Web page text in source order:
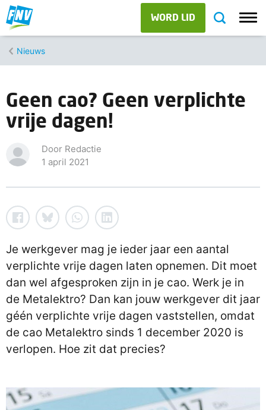
WORD LID
Nieuws
Geen cao? Geen verplichte
vrije dagen!
Door Redactie
1 april 2021
Je werkgever mag je ieder jaar een aantal
verplichte vrije dagen laten opnemen. Dit moet
dan wel afgesproken zijn in je cao. Werk je in
de Metalektro? Dan kan jouw werkgever dit jaar
géén verplichte vrije dagen vaststellen, omdat
de cao Metalektro sinds 1 december 2020 is
verlopen. Hoe zit dat precies?